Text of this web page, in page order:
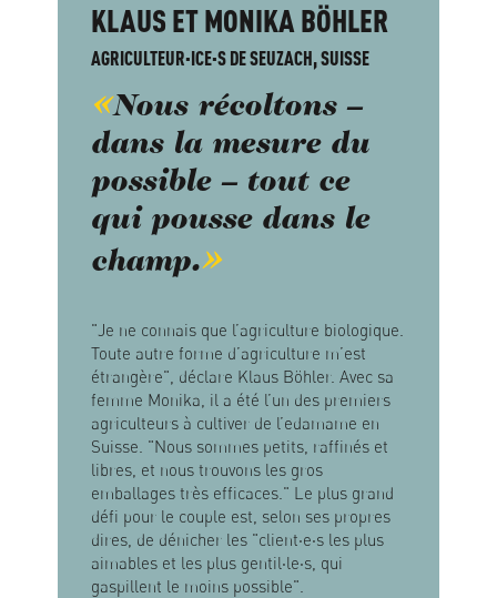
KLAUS ET MONIKA BÖHLER
AGRICULTEUR·ICE·S DE SEUZACH, SUISSE
Nous récoltons –
dans la mesure du
possible – tout ce
qui pousse dans le
champ.
"Je ne connais que l’agriculture biologique.
Toute autre forme d’agriculture m’est
étrangère", déclare Klaus Böhler. Avec sa
femme Monika, il a été l’un des premiers
agriculteurs à cultiver de l’edamame en
Suisse. "Nous sommes petits, raffinés et
libres, et nous trouvons les gros
emballages très efficaces." Le plus grand
défi pour le couple est, selon ses propres
dires, de dénicher les "client·e·s les plus
aimables et les plus gentil·le·s, qui
gaspillent le moins possible".